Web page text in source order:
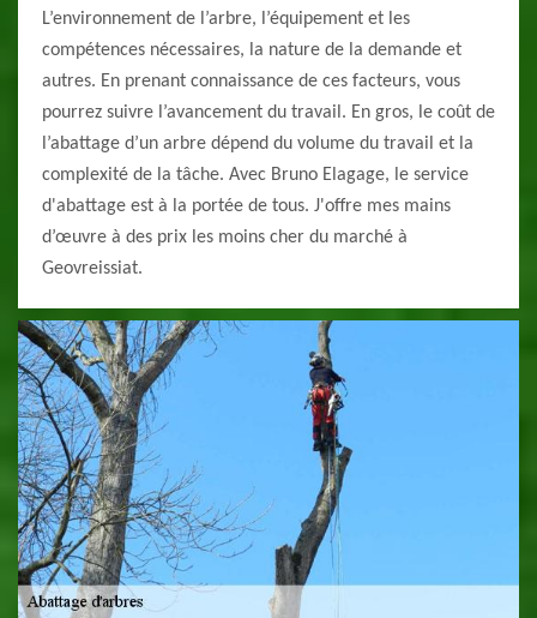
L’environnement de l’arbre, l’équipement et les
compétences nécessaires, la nature de la demande et
autres. En prenant connaissance de ces facteurs, vous
pourrez suivre l’avancement du travail. En gros, le coût de
l’abattage d’un arbre dépend du volume du travail et la
complexité de la tâche. Avec Bruno Elagage, le service
d'abattage est à la portée de tous. J'offre mes mains
d’œuvre à des prix les moins cher du marché à
Geovreissiat.